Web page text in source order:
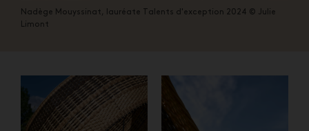
Nadège Mouyssinat, lauréate Talents d'exception 2024 © Julie
Limont